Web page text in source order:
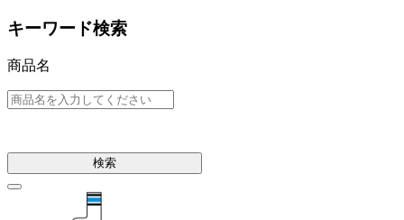
キーワード検索
商品名
検索